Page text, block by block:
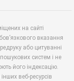
на сайті
вказання
або цитуванні
систем і не
його індексацію.
веб-ресурсів